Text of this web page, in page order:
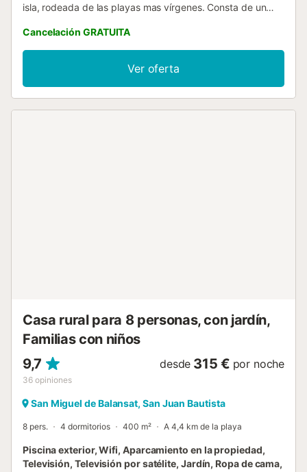
isla, rodeada de las playas mas vírgenes. Consta de un
pequeños. La cocina está muy equipada con todo lo
necesario y mucho más. Barbacoa y cenador donde
disfrutar de románticas cenas a la luz de la luna, junto a la
piscina, porche donde dormir la siesta. Un coche es
necesario para acceder todas las villas! Por favor
Cancelación GRATUITA
Ver oferta
Casa rural para 8 personas, con jardín,
Familias con niños
9,7
36 opiniones
desde 315 € por noche
San Miguel de Balansat, San Juan Bautista
8 pers. 4 dormitorios 400 m² A 4,4 km de la playa
Piscina exterior, Wifi, Aparcamiento en la propiedad,
Televisión, Televisión por satélite, Jardín, Ropa de cama,